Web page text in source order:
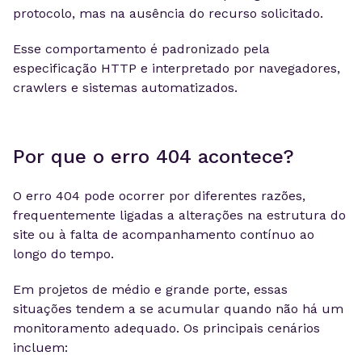
protocolo, mas na ausência do recurso solicitado.
Esse comportamento é padronizado pela
especificação HTTP e interpretado por navegadores,
crawlers e sistemas automatizados.
Por que o erro 404 acontece?
O erro 404 pode ocorrer por diferentes razões,
frequentemente ligadas a alterações na estrutura do
site ou à falta de acompanhamento contínuo ao
longo do tempo.
Em projetos de médio e grande porte, essas
situações tendem a se acumular quando não há um
monitoramento adequado. Os principais cenários
incluem: